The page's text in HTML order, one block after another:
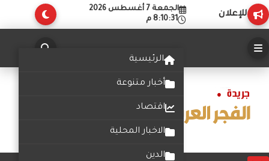
للإعلان
الجمعة 7 أغسطس 2026
8:10:32 م
الرئيسية
أخبار متنوعة
اقتصاد
الاخبار المحلية
الدين